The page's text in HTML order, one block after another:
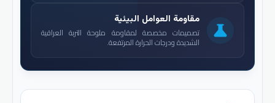
science
مقاومة العوامل البيئية
تصميمات مخصصة لمقاومة ملوحة التربة العراقية
الشديدة ودرجات الحرارة المرتفعة.